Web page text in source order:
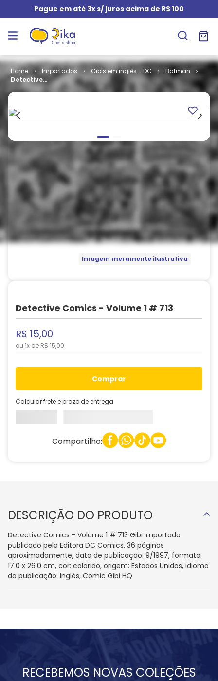
Pague em até 3x s/ juros acima de R$ 100
Importados Gibis em inglês - DC
Batman
Detective
Comics -
Imagem meramente ilustrativa
Detective Comics - Volume 1 # 713
R$ 15,00
ou 1x de R$ 15,00
comprar
Calcular frete e prazo de entrega
Compartilhe:
DESCRIÇÃO DO PRODUTO
Detective Comics - Volume 1 # 713 Gibi importado
publicado pela Editora DC Comics, 36 páginas
aproximadamente, data de publicação: 9/1997, formato:
17.0 x 26.0 cm, cor: colorido, origem: Estados Unidos, idioma
da publicação: Inglês, Comic Gibi HQ
RECEBEMOS NOVAS COLEÇÕES